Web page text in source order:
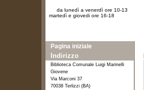
da lunedì a venerdì ore 10-13
martedì e giovedi ore 16-18
Pagina iniziale
Indirizzo
Biblioteca Comunale Luigi Marinelli
Giovene
Via Marconi 37
70038 Terlizzi (BA)